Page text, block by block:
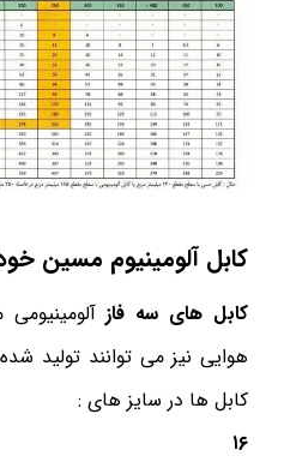
کابل آلومینیوم مسین
کابل های سه فاز
هوایی نیز می توانند تولید
کابل ها در سایز های :
۱۶